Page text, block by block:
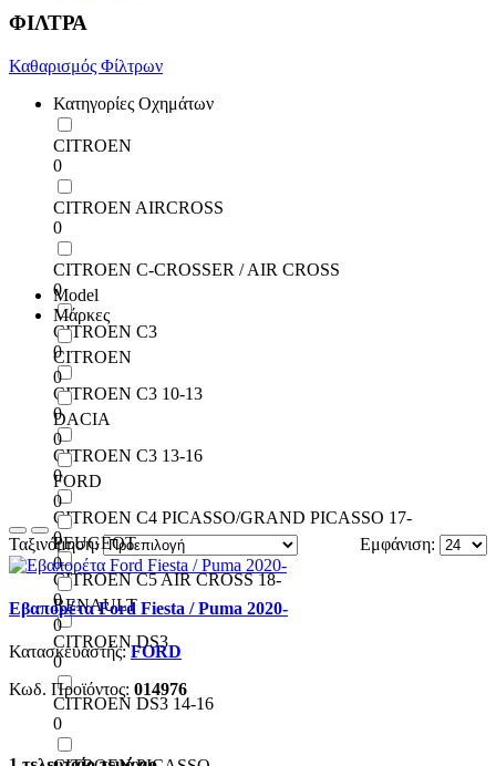
ΦΙΛΤΡΑ
Καθαρισμός Φίλτρων
Κατηγορίες Οχημάτων
CITROEN
0
CITROEN AIRCROSS
0
CITROEN C-CROSSER / AIR CROSS
0
CITROEN C3
0
CITROEN C3 10-13
0
CITROEN C3 13-16
0
CITROEN C4 PICASSO/GRAND PICASSO 17-
0
CITROEN C5 AIR CROSS 18-
0
CITROEN DS3
0
CITROEN DS3 14-16
0
Model
Μάρκες
CITROEN
0
DACIA
0
FORD
0
PEUGEOT
0
RENAULT
0
Εμφάνιση:
Ταξινόμηση:
Εβαπορέτα Ford Fiesta / Puma 2020-
Κατασκευαστής:FORD
Κωδ. Προϊόντος: 014976